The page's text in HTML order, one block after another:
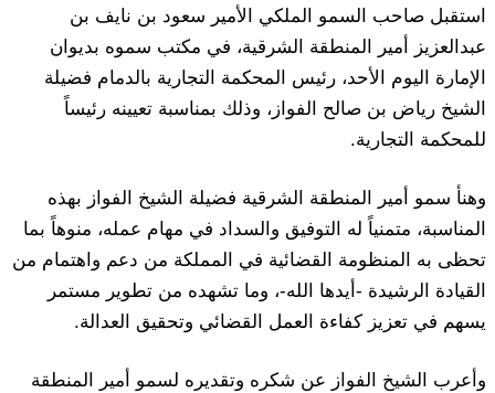
استقبل صاحب السمو الملكي الأمير سعود بن نايف بن
عبدالعزيز أمير المنطقة الشرقية، في مكتب سموه بديوان
الإمارة اليوم الأحد، رئيس المحكمة التجارية بالدمام فضيلة
الشيخ رياض بن صالح الفواز، وذلك بمناسبة تعيينه رئيساً
للمحكمة التجارية.
وهنأ سمو أمير المنطقة الشرقية فضيلة الشيخ الفواز بهذه
المناسبة، متمنياً له التوفيق والسداد في مهام عمله، منوهاً بما
تحظى به المنظومة القضائية في المملكة من دعم واهتمام من
القيادة الرشيدة -أيدها الله-، وما تشهده من تطوير مستمر
يسهم في تعزيز كفاءة العمل القضائي وتحقيق العدالة.
وأعرب الشيخ الفواز عن شكره وتقديره لسمو أمير المنطقة